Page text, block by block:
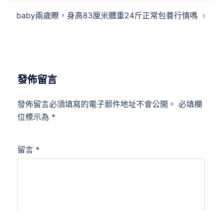
覽baby兩歲瞭，身高83厘米體重24斤正常包養行情嗎
發佈留言
發佈留言必須填寫的電子郵件地址不會公開。 必填欄
位標示為 *
留言 *